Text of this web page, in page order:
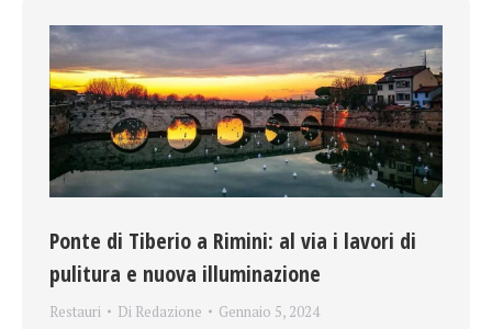
Ponte di Tiberio a Rimini: al via i lavori di
pulitura e nuova illuminazione
Restauri Di Redazione Gennaio 5, 2024